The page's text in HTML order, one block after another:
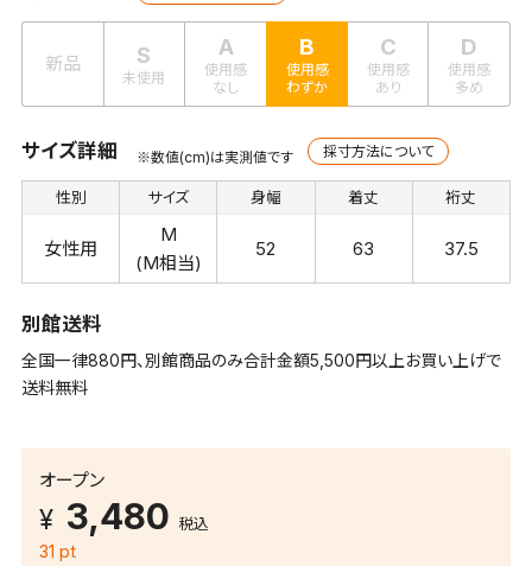
新品 S
未使用
A
使用感
なし
B
使用感
わずか
C
使用感
あり
D
使用感
多め
サイズ詳細 ※数値(cm)は実測値です 採寸方法について
性別
女性用
サイズ
M
(M相当)
身幅
52
着丈
63
裄丈
37.5
別館送料
全国一律880円、別館商品のみ合計金額5,500円以上お買い上げで
送料無料
オープン
3,480 税込
31 pt